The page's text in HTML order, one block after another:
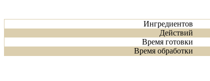
Ингредиентов
Действий
Время готовки
Время обработки